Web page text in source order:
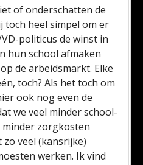
of onderschatten de
toch heel simpel om er
politicus de winst in
hun school afmaken
de arbeidsmarkt. Elke
toch? Als het toch om
ook nog even de
we veel minder school-
zorgkosten
veel (kansrijke)
werken. Ik vind